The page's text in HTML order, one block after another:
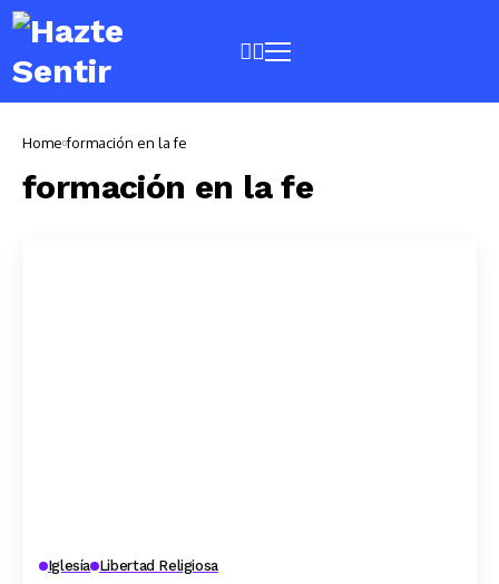
Home formación en la fe
formación en la fe
Iglesía Libertad Religiosa